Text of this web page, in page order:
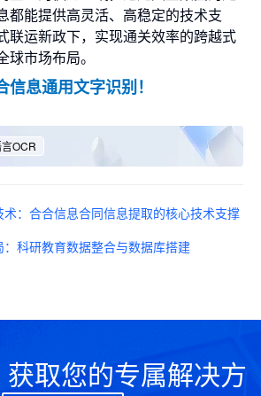
都能提供高灵活、高稳定的技术支
联运新政下，实现通关效率的跨越式
市场布局。
息通用文字识别！
OCR
术：合合信息合同信息提取的核心技术支撑
科研教育数据整合与数据库搭建
取您的专属解决方